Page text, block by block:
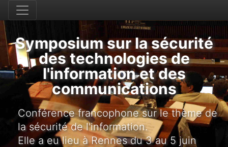
Symposium sur la sécurité
des technologies de
l'information et des
communications
Conférence francophone sur le thème de
la sécurité de l'information.
Elle a eu lieu à Rennes du 3 au 5 juin